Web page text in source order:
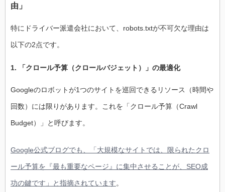
由」
特にドライバー派遣会社において、robots.txtが不可欠な理由は
以下の2点です。
1. 「クロール予算（クロールバジェット）」の最適化
Googleのロボットが1つのサイトを巡回できるリソース（時間や
回数）には限りがあります。これを「クロール予算（Crawl
Budget）」と呼びます。
Google公式ブログでも、「大規模なサイトでは、限られたクロ
ール予算を『最も重要なページ』に集中させることが、SEO成
功の鍵です」と指摘されています。